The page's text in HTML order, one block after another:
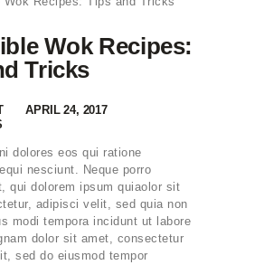
Wok Recipes:
Tricks
APRIL 24, 2017
dolores eos qui ratione
nesciunt. Neque porro
qui dolorem ipsum quiaolor sit
adipisci velit, sed quia non
modi tempora incidunt ut labore
dolor sit amet, consectetur
sed do eiusmod tempor